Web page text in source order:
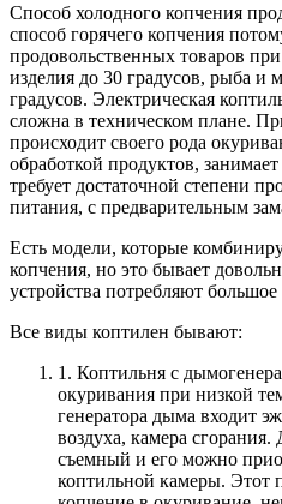
Способ холодного копчения
способ горячего копчения
продовольственных товаров
изделия до 30 градусов, рыба и
градусов. Электрическая
сложна в техническом плане.
происходит своего рода
обработкой продуктов,
требует достаточной степени
питания, с предварительным
Есть модели, которые
копчения, но это бывает
устройства потребляют
Все виды коптилен бывают:
1. Коптильня с
окуривания при низкой
генератора дыма входит
воздуха, камера
съемный и его можно
коптильной камеры. Этот